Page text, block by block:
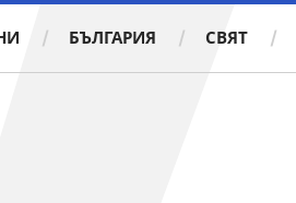
БЪЛГАРИЯ СВЯТ